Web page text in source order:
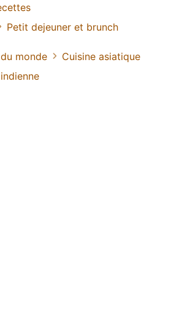
Petit dejeuner et brunch
monde
Cuisine asiatique